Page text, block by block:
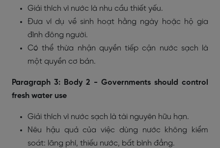
Giải thích vì nước là nhu cầu thiết yếu.
Đưa ví dụ về sinh hoạt hằng ngày hoặc hộ gia
đình đông người.
Có thể thừa nhận quyền tiếp cận nước sạch là
một quyền cơ bản.
Paragraph 3: Body 2 - Governments should control
fresh water use
Giải thích vì nước sạch là tài nguyên hữu hạn.
Nêu hậu quả của việc dùng nước không kiểm
soát: lãng phí, thiếu nước, bất bình đẳng.